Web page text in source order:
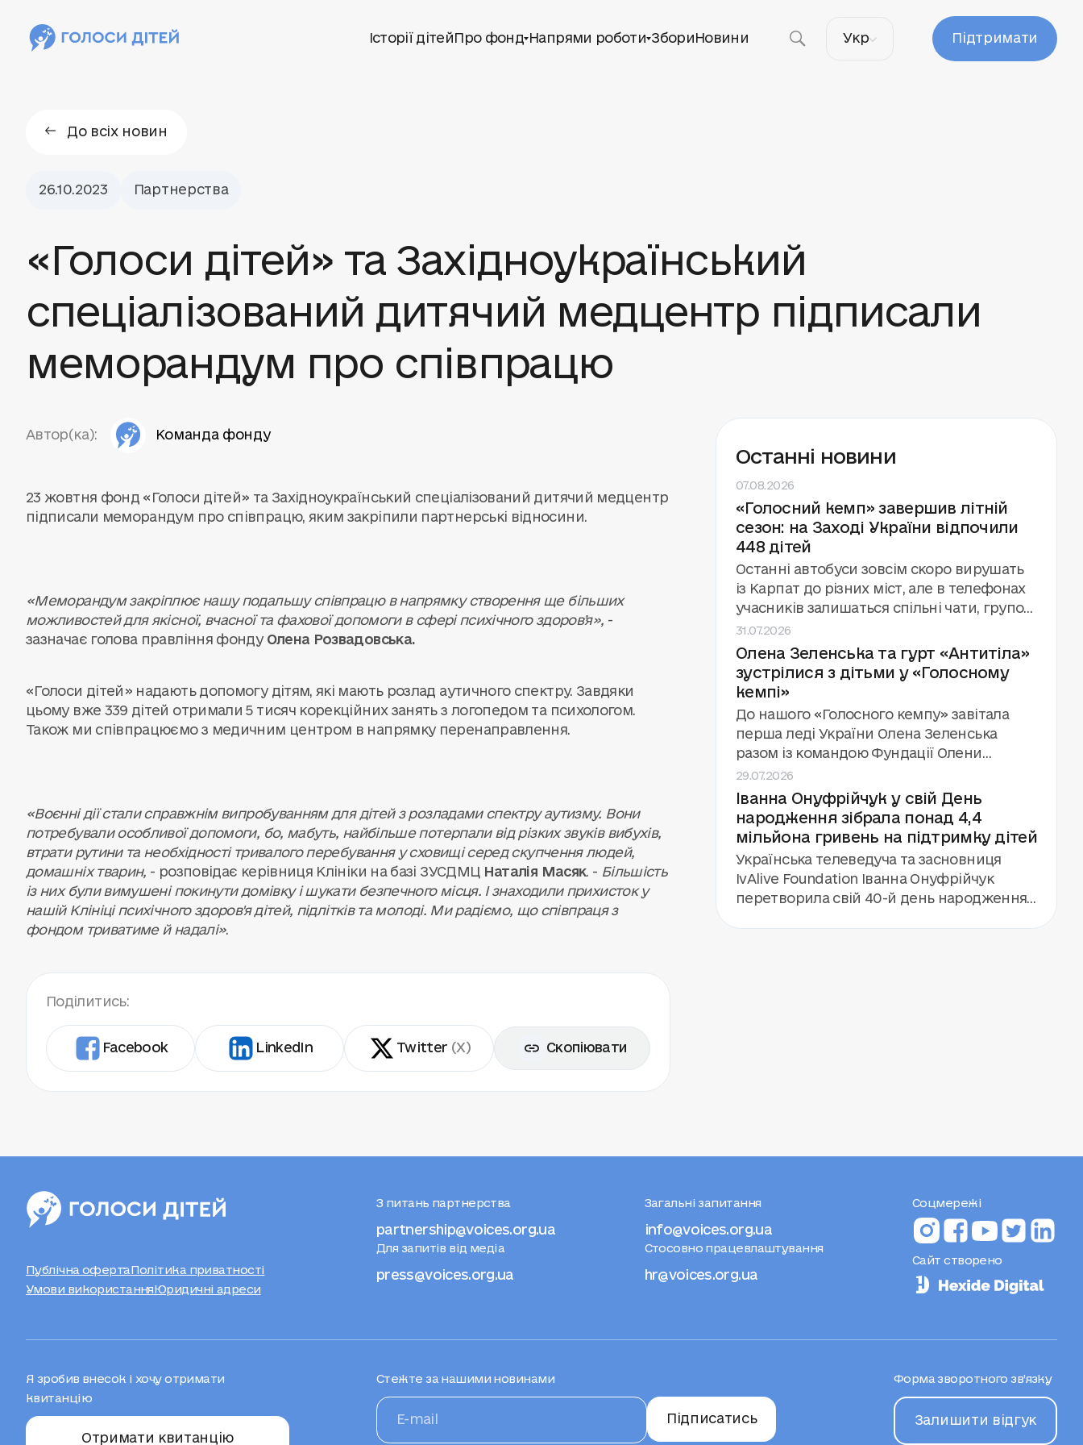
Історії дітейПро фонд Напрями роботи ЗбориНовини Укр Підтримати
До всіх новин
26.10.2023 Партнерства
«Голоси дітей» та Західноукраїнський
спеціалізований дитячий медцентр підписали
меморандум про співпрацю
Автор(ка): Команда фонду
23 жовтня фонд «Голоси дітей» та Західноукраїнський спеціалізований дитячий медцентр
підписали меморандум про співпрацю, яким закріпили партнерські відносини.
«Меморандум закріплює нашу подальшу співпрацю в напрямку створення ще більших
можливостей для якісної, вчасної та фахової допомоги в сфері психічного здоровʼя», -
зазначає голова правління фонду Олена Розвадовська.
«Голоси дітей» надають допомогу дітям, які мають розлад аутичного спектру. Завдяки
цьому вже 339 дітей отримали 5 тисяч корекційних занять з логопедом та психологом.
Також ми співпрацюємо з медичним центром в напрямку перенаправлення.
«Воєнні дії стали справжнім випробуванням для дітей з розладами спектру аутизму. Вони
потребували особливої допомоги, бо, мабуть, найбільше потерпали від різких звуків вибухів,
втрати рутини та необхідності тривалого перебування у сховищі серед скупчення людей,
домашніх тварин, - розповідає керівниця Клініки на базі ЗУСДМЦ Наталія Масяк. - Більшість
із них були вимушені покинути домівку і шукати безпечного місця. І знаходили прихисток у
нашій Клініці психічного здоров'я дітей, підлітків та молоді. Ми радіємо, що співпраця з
фондом триватиме й надалі».
Поділитись:
Facebook LinkedIn Twitter (X) Скопіювати
Останні новини
07.08.2026
«Голосний кемп» завершив літній
сезон: на Заході України відпочили
448 дітей
Останні автобуси зовсім скоро вирушать
із Карпат до різних міст, але в телефонах
учасників залишаться спільні чати, групові
фото й обіцянки зустрітися знову.
«Голосний кемп» завершив третій сезон
поспіль за підтримки та у співпраці з
Фундацією Олени Зеленської. Цього літа
фонд «Голоси дітей» провів вісім змін для
448 дітей, які зазнали впливу війни.
31.07.2026
Олена Зеленська та гурт «Антитіла»
зустрілися з дітьми у «Голосному
кемпі»
До нашого «Голосного кемпу» завітала
перша леді України Олена Зеленська
разом із командою Фундації Олени
Зеленської та міністром освіти Андрієм
Бутенком. А ще — гурт «Антитіла», який
дав концерт для 112 дітей і команди кемпу.
29.07.2026
Іванна Онуфрійчук у свій День
народження зібрала понад 4,4
мільйона гривень на підтримку дітей
Українська телеведуча та засновниця
IvAlive Foundation Іванна Онуфрійчук
перетворила свій 40-й день народження
Публічна офертаПолітика приватності
Умови використанняЮридичні адреси
З питань партнерства
partnership@voices.org.ua
Для запитів від медіа
press@voices.org.ua
Загальні запитання
info@voices.org.ua
Стосовно працевлаштування
hr@voices.org.ua
Соцмережі
Сайт створено
Я зробив внесок і хочу отримати
квитанцію
Отримати квитанцію
Стежте за нашими новинами
Підписатись
Форма зворотного зв’язку
Залишити відгук